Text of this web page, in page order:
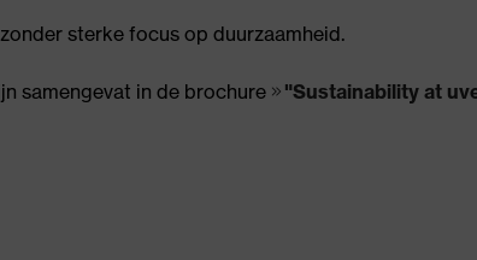
sterke focus op duurzaamheid.
samengevat in de brochure "Sustainability at